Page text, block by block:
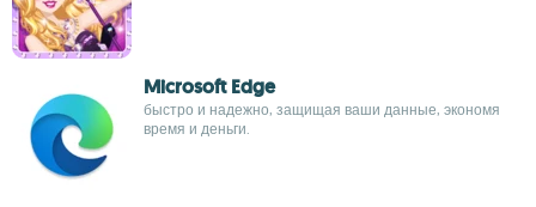
Microsoft Edge
быстро и надежно, защищая ваши данные, экономя
время и деньги.